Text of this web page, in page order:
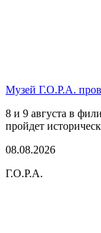
Музей Г.О.Р.А.
8 и 9 августа в
пройдет
08.08.2026
Г.О.Р.А.